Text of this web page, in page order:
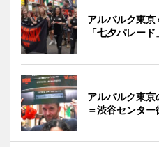
アルバルク東
「七夕パレード
アルバルク東
＝渋谷センター